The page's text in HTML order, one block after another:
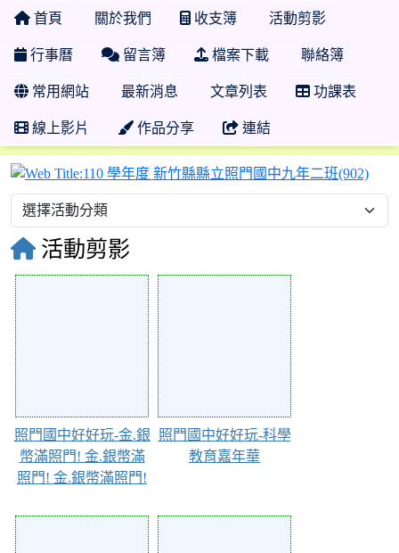
首頁 關於我們 收支簿 活動剪影
行事曆 留言簿 檔案下載 聯絡簿
常用網站 最新消息 文章列表 功課表
線上影片 作品分享 連結
110
活動剪影
照門國中好好玩-金.銀
幣滿照門! 金.銀幣滿
照門! 金.銀幣滿照門!
照門國中好好玩-科學
教育嘉年華